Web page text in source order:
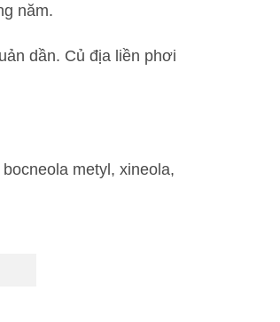
năm.
dần. Củ địa liền phơi
metyl, xineola,